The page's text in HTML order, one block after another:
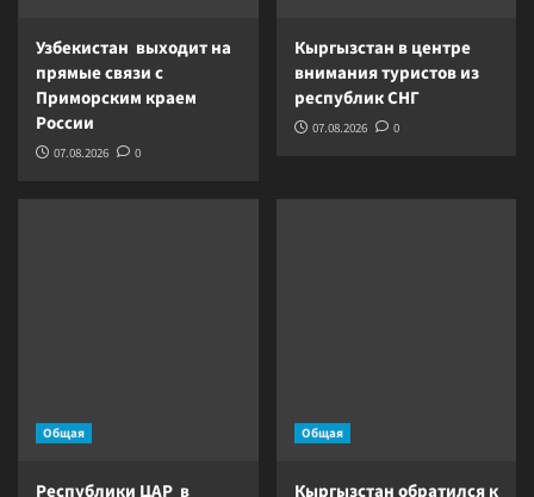
Узбекистан выходит на
прямые связи с
Приморским краем
России
07.08.2026 0
Кыргызстан в центре
внимания туристов из
республик СНГ
07.08.2026 0
Общая
Республики ЦАР в
Общая
Кыргызстан обратился к